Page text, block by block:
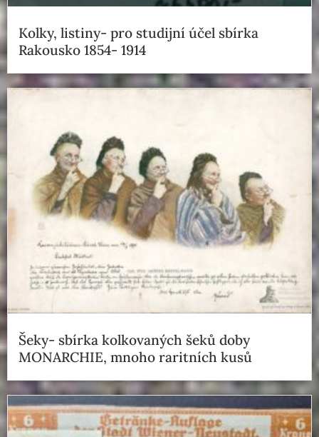
Kolky, listiny- pro studijní účel sbírka
Rakousko 1854- 1914
Šeky- sbírka kolkovaných šeků doby
MONARCHIE, mnoho raritních kusů